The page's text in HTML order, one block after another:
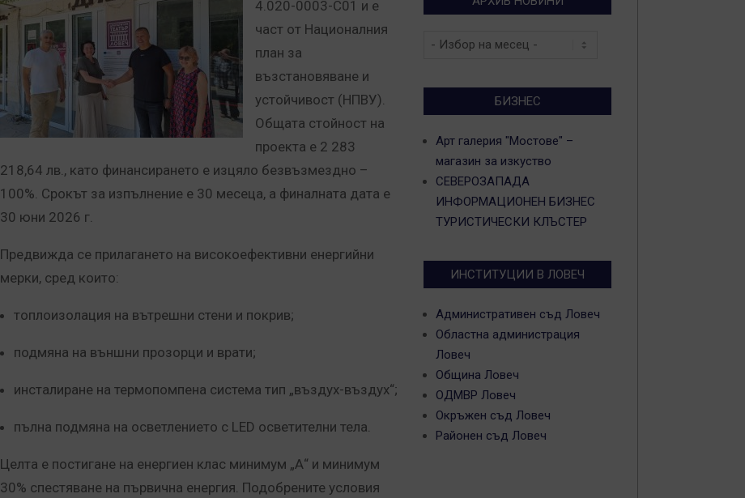
4.020-0003-C01 и е
част от Националния
план за
възстановяване и
устойчивост (НПВУ).
Общата стойност на
проекта е 2 283
218,64 лв., като финансирането е изцяло безвъзмездно –
100%. Срокът за изпълнение е 30 месеца, а финалната дата е
30 юни 2026 г.
Предвижда се прилагането на високоефективни енергийни
мерки, сред които:
топлоизолация на вътрешни стени и покрив;
подмяна на външни прозорци и врати;
инсталиране на термопомпена система тип „въздух-въздух“;
пълна подмяна на осветлението с LED осветителни тела.
Целта е постигане на енергиен клас минимум „А“ и минимум
30% спестяване на първична енергия. Подобрените условия
Архив
БИЗНЕС
Арт галерия "Мостове" –
магазин за изкуство
СЕВЕРОЗАПАДА
ИНФОРМАЦИОНЕН БИЗНЕС
ТУРИСТИЧЕСКИ КЛЪСТЕР
ИНСТИТУЦИИ В ЛОВЕЧ
Административен съд Ловеч
Областна администрация
Ловеч
Община Ловеч
ОДМВР Ловеч
Окръжен съд Ловеч
Районен съд Ловеч